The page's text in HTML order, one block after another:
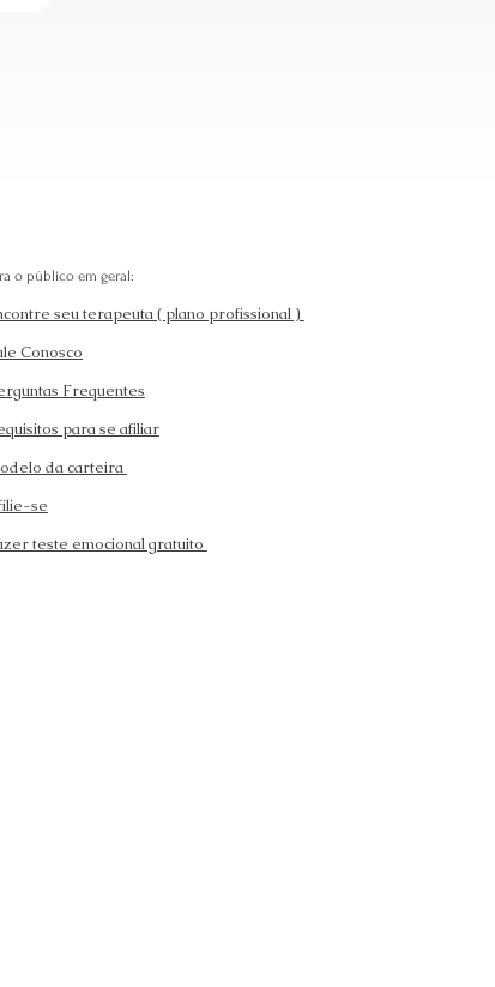
o público em geral:
seu terapeuta ( plano profissional )
Conosco
Frequentes
para se afiliar
da carteira
se
teste emocional gratuito